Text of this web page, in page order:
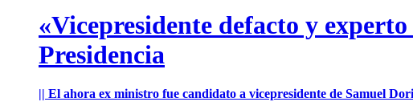
«Vicepresidente defacto y
Presidencia
|| El ahora ex ministro fue candidato a vicepresidente de Samuel